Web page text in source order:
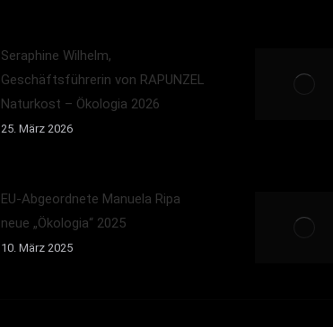
Seraphine Wilhelm,
Geschäftsführerin von RAPUNZEL
Naturkost – Ökologia 2026
25. März 2026
EU-Abgeordnete Manuela Ripa
neue „Ökologia“ 2025
10. März 2025